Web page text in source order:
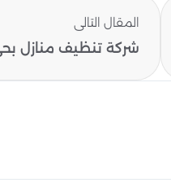
المقال التالى
شركة تنظيف منازل